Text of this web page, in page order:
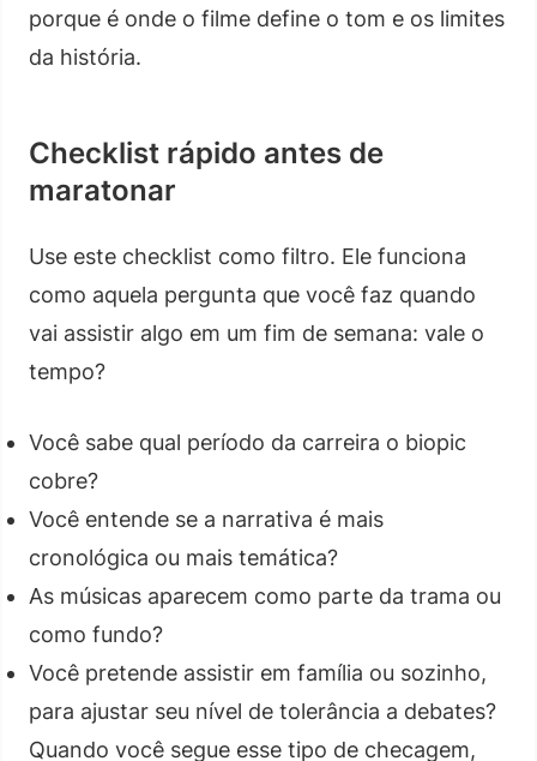
porque é onde o filme define o tom e os limites
da história.
Checklist rápido antes de
maratonar
Use este checklist como filtro. Ele funciona
como aquela pergunta que você faz quando
vai assistir algo em um fim de semana: vale o
tempo?
Você sabe qual período da carreira o biopic
cobre?
Você entende se a narrativa é mais
cronológica ou mais temática?
As músicas aparecem como parte da trama ou
como fundo?
Você pretende assistir em família ou sozinho,
para ajustar seu nível de tolerância a debates?
Quando você segue esse tipo de checagem,